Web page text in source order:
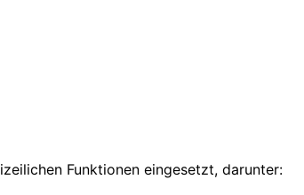
Funktionen eingesetzt, darunter: